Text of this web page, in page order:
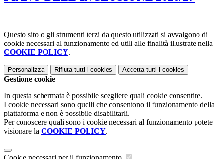
Questo sito o gli strumenti terzi da questo utilizzati si avvalgono di
cookie necessari al funzionamento ed utili alle finalità illustrate nella
COOKIE POLICY.
Personalizza Rifiuta tutti i cookies Accetta tutti i cookies
Gestione cookie
In questa schermata è possibile scegliere quali cookie consentire.
I cookie necessari sono quelli che consentono il funzionamento della
piattaforma e non è possibile disabilitarli.
Per conoscere quali sono i cookie necessari al funzionamento potete
visionare la COOKIE POLICY.
Cookie necessari per il funzionamento